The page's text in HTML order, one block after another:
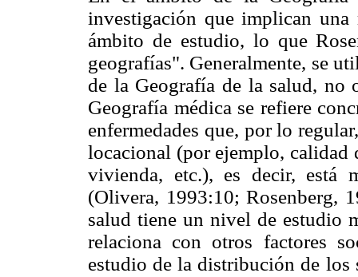
investigación que implican
ámbito de estudio, lo que
geografías". Generalmente, se
de la Geografía de la salud, no
Geografía médica se refiere
enfermedades que, por lo
locacional (por ejemplo, calidad
vivienda, etc.), es decir, está
(Olivera, 1993:10; Rosenberg,
salud tiene un nivel de estudio
relaciona con otros factores
estudio de la distribución de los